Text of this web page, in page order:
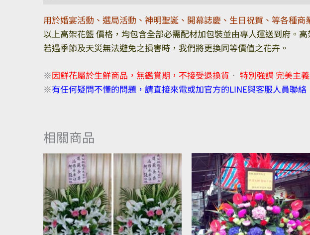
用於婚宴活動、選局活動、神明聖誕、開幕誌慶、生日祝賀、等各種商
以上高架花籃 價格，均包含全部必需配材加包裝並由專人運送到府。
若遇季節及天災無法避免之損害時，我們將更換同等價值之花卉。
※因鮮花屬於生鮮商品，無鑑賞期，不接受退換貨 ． 特別強調 完美主
※有任何疑問不懂的問題，請直接來電或加官方的LINE與客服人員聯絡
相關商品